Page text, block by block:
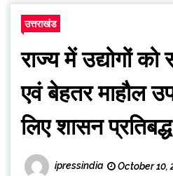
उत्तराखंड
राज्य में उद्योगों
एवं बेहतर माहौल
लिए शासन
ipressindia October 10,